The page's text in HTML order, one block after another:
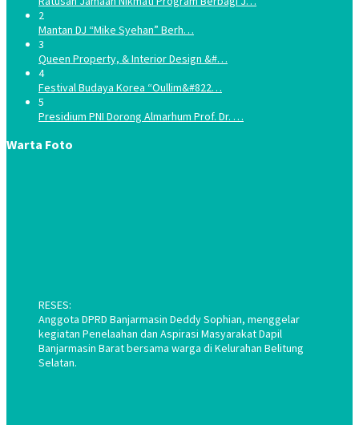
2
Mantan DJ “Mike Syehan” Berh…
3
Queen Property, & Interior Design &#…
4
Festival Budaya Korea “Oullim&#822…
5
Presidium PNI Dorong Almarhum Prof. Dr. …
Warta Foto
RESES:
Anggota DPRD Banjarmasin Deddy Sophian, menggelar
kegiatan Penelaahan dan Aspirasi Masyarakat Dapil
Banjarmasin Barat bersama warga di Kelurahan Belitung
Selatan.